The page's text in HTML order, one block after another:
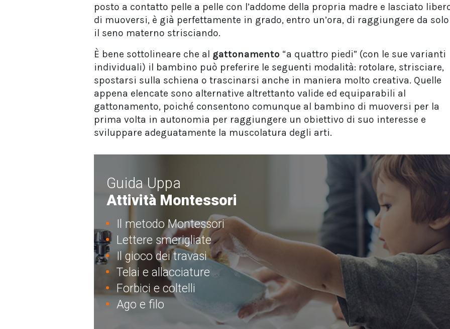
posto a contatto pelle a pelle con l’addome della propria madre e lasciato
di muoversi, è già perfettamente in grado, entro un’ora, di raggiungere da solo
il seno materno strisciando.
È bene sottolineare che al gattonamento “a quattro piedi” (con le sue varianti
individuali) il bambino può preferire le seguenti modalità: rotolare, strisciare,
spostarsi sulla schiena o trascinarsi anche in maniera molto creativa. Quelle
appena elencate sono alternative altrettanto valide ed equiparabili al
gattonamento, poiché consentono comunque al bambino di muoversi per la
prima volta in autonomia per raggiungere un obiettivo di suo interesse e
sviluppare adeguatamente la muscolatura degli arti.
Guida Uppa
Attività Montessori
Il metodo Montessori
Lettere smerigliate
Il gioco dei travasi
Telai e allacciature
Forbici e coltelli
Ago e filo